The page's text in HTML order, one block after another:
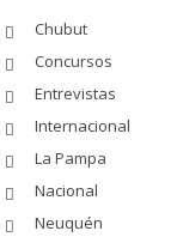
Chubut
Concursos
Entrevistas
Internacional
La Pampa
Nacional
Neuquén